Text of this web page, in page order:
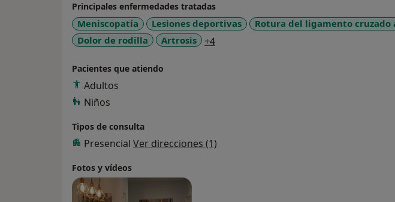
Principales enfermedades tratadas
Meniscopatía Lesiones deportivas
Rotura del ligamento
Dolor de rodilla
Artrosis +4a11y_sr_more_diseases
Pacientes que atiendo
Adultos
Niños
Tipos de consulta
Presencial Ver direcciones (1)
Fotos y vídeos